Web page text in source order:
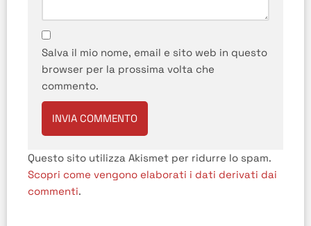
Salva il mio nome, email e sito web in questo
browser per la prossima volta che
commento.
Questo sito utilizza Akismet per ridurre lo spam.
Scopri come vengono elaborati i dati derivati dai
commenti.